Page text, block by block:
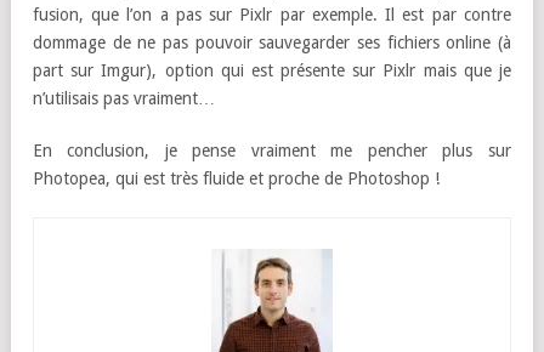
fusion, que l’on a pas sur Pixlr par exemple. Il est par contre
dommage de ne pas pouvoir sauvegarder ses fichiers online (à
part sur Imgur), option qui est présente sur Pixlr mais que je
n’utilisais pas vraiment…
En conclusion, je pense vraiment me pencher plus sur
Photopea, qui est très fluide et proche de Photoshop !